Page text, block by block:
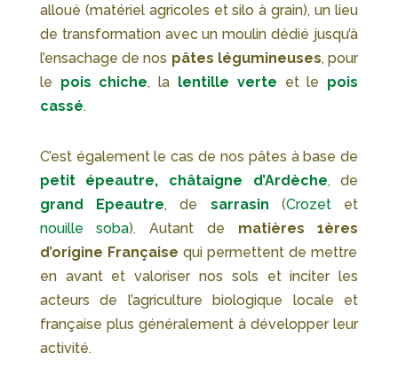
alloué (matériel agricoles et silo à grain), un lieu
de transformation avec un moulin dédié jusqu’à
l’ensachage de nos pâtes légumineuses, pour
le pois chiche, la lentille verte et le pois
cassé.
C’est également le cas de nos pâtes à base de
petit épeautre, châtaigne d’Ardèche, de
grand Epeautre, de sarrasin (Crozetet
nouille soba). Autant de matières 1ères
d’origine Française qui permettent de mettre
en avant et valoriser nos sols et inciter les
acteurs de l’agriculture biologique locale et
française plus généralement à développer leur
activité.